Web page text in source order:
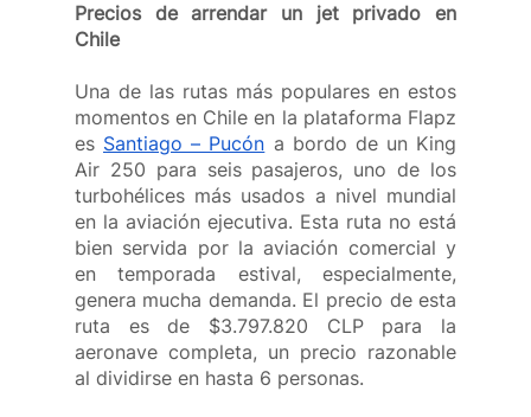
Precios de arrendar un jet privado en
Chile
Una de las rutas más populares en estos
momentos en Chile en la plataforma Flapz
es Santiago – Pucón a bordo de un King
Air 250 para seis pasajeros, uno de los
turbohélices más usados a nivel mundial
en la aviación ejecutiva. Esta ruta no está
bien servida por la aviación comercial y
en temporada estival, especialmente,
genera mucha demanda. El precio de esta
ruta es de $3.797.820 CLP para la
aeronave completa, un precio razonable
al dividirse en hasta 6 personas.